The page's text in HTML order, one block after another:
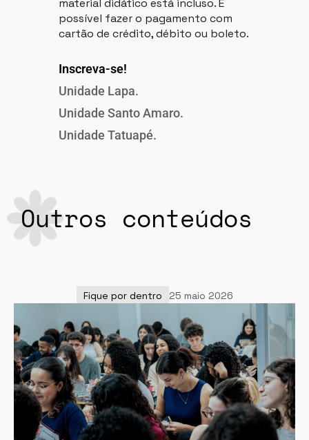
material didático está incluso. É
possível fazer o pagamento com
cartão de crédito, débito ou boleto.
Inscreva-se!
Unidade Lapa.
Unidade Santo Amaro.
Unidade Tatuapé.
Outros conteúdos
Fique por dentro 25 maio 2026